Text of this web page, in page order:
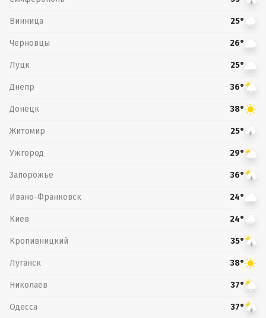
Винница 25°
Черновцы 26°
Луцк 25°
Днепр 36°
Донецк 38°
Житомир 25°
Ужгород 29°
Запорожье 36°
Ивано-Франковск 24°
Киев 24°
Кропивницкий 35°
Луганск 38°
Николаев 37°
Одесса 37°